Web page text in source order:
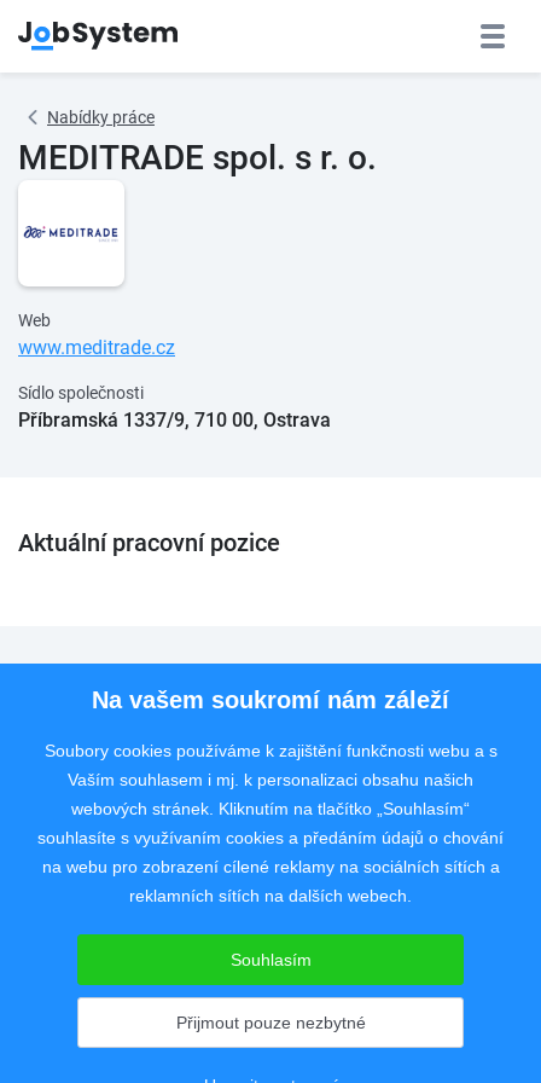
Nabídky práce
MEDITRADE spol. s r. o.
Web
www.meditrade.cz
Sídlo společnosti
Příbramská 1337/9, 710 00, Ostrava
Aktuální pracovní pozice
Copyright © 2008 - 2026 JobSystem s.r.o.
Zásady ochrany soukromí |Upravit nastavení
Pro uchazeče
Rychlý kontakt
Na vašem soukromí nám záleží
Soubory cookies používáme k zajištění funkčnosti webu a s
Vaším souhlasem i mj. k personalizaci obsahu našich
webových stránek. Kliknutím na tlačítko „Souhlasím“
souhlasíte s využívaním cookies a předáním údajů o chování
na webu pro zobrazení cílené reklamy na sociálních sítích a
reklamních sítích na dalších webech.
Souhlasím
Přijmout pouze nezbytné